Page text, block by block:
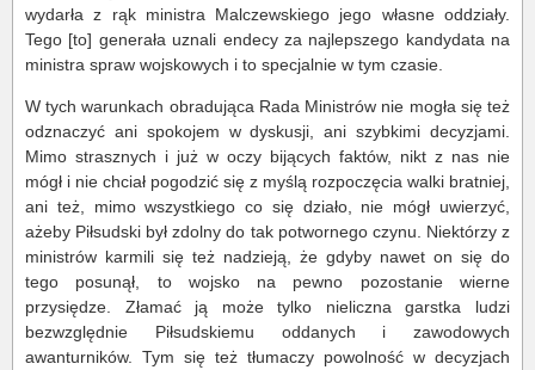
wydarła z rąk ministra Malczewskiego jego własne oddziały.
Tego [to] generała uznali endecy za najlepszego kandydata na
ministra spraw wojskowych i to specjalnie w tym czasie.
W tych warunkach obradująca Rada Ministrów nie mogła się też
odznaczyć ani spokojem w dyskusji, ani szybkimi decyzjami.
Mimo strasznych i już w oczy bijących faktów, nikt z nas nie
mógł i nie chciał pogodzić się z myślą rozpoczęcia walki bratniej,
ani też, mimo wszystkiego co się działo, nie mógł uwierzyć,
ażeby Piłsudski był zdolny do tak potwornego czynu. Niektórzy z
ministrów karmili się też nadzieją, że gdyby nawet on się do
tego posunął, to wojsko na pewno pozostanie wierne
przysiędze. Złamać ją może tylko nieliczna garstka ludzi
bezwzględnie Piłsudskiemu oddanych i zawodowych
awanturników. Tym się też tłumaczy powolność w decyzjach